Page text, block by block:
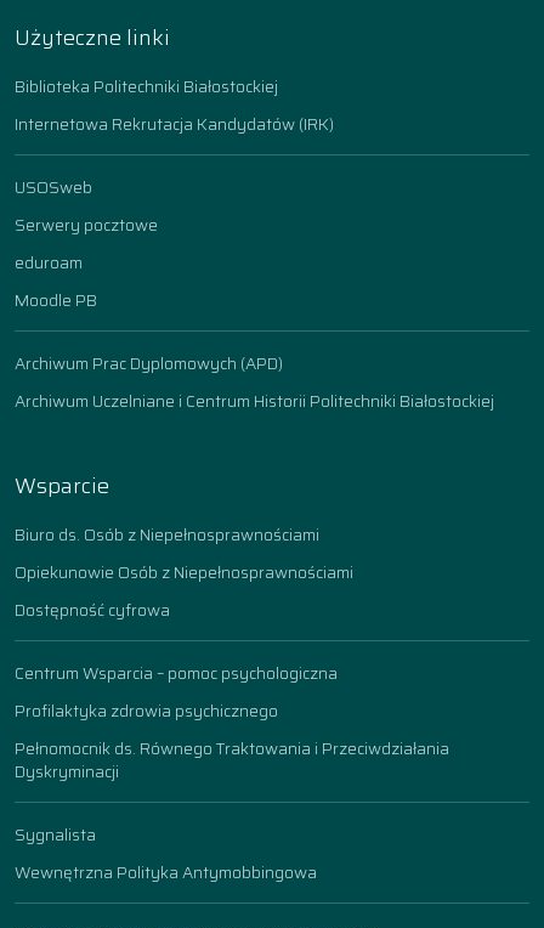
Użyteczne linki
Biblioteka Politechniki Białostockiej
Internetowa Rekrutacja Kandydatów (IRK)
USOSweb
Serwery pocztowe
eduroam
Moodle PB
Archiwum Prac Dyplomowych (APD)
Archiwum Uczelniane i Centrum Historii Politechniki Białostockiej
Wsparcie
Biuro ds. Osób z Niepełnosprawnościami
Opiekunowie Osób z Niepełnosprawnościami
Dostępność cyfrowa
Centrum Wsparcia – pomoc psychologiczna
Profilaktyka zdrowia psychicznego
Pełnomocnik ds. Równego Traktowania i Przeciwdziałania
Dyskryminacji
Sygnalista
Wewnętrzna Polityka Antymobbingowa